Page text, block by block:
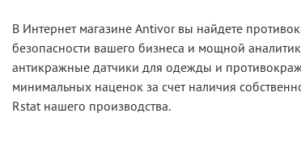
В Интернет магазине Antivor вы найдете
безопасности вашего бизнеса и мощной
антикражные датчики для одежды и
минимальных наценок за счет наличия
Rstat нашего производства.